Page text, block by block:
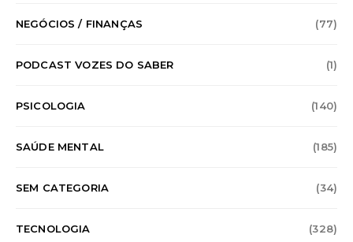
NEGÓCIOS / FINANÇAS (77)
PODCAST VOZES DO SABER (1)
PSICOLOGIA (140)
SAÚDE MENTAL (185)
SEM CATEGORIA (34)
TECNOLOGIA (328)